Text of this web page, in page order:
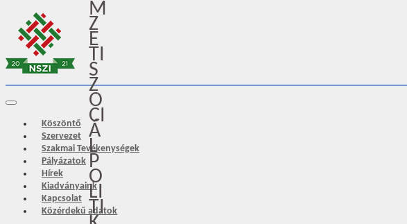
M
Z
E
TI
S
Z
O
CI
Á
L
P
O
LI
TI
Köszöntő
Szervezet
Szakmai Tevékenységek
Pályázatok
Hírek
Kiadványaink
Kapcsolat
Közérdekű adatok